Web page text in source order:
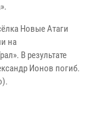
Новые Атаги
на
В результате
Ионов погиб.